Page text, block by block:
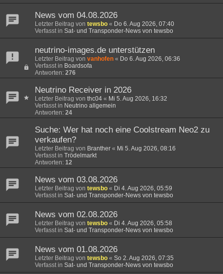
News vom 04.08.2026
Letzter Beitrag von tewsbo « Do 6. Aug 2026, 07:40
Verfasst in Sat- und Transponder-News von tewsbo
neutrino-images.de unterstützen
Letzter Beitrag von vanhofen « Do 6. Aug 2026, 06:36
Verfasst in Boardsofa
Antworten: 276
Neutrino Receiver in 2026
Letzter Beitrag von thc04 « Mi 5. Aug 2026, 16:32
Verfasst in Neutrino allgemein
Antworten: 24
Suche: Wer hat noch eine Coolstream Neo2 zu
verkaufen?
Letzter Beitrag von Branther « Mi 5. Aug 2026, 08:16
Verfasst in Trödelmarkt
Antworten: 12
News vom 03.08.2026
Letzter Beitrag von tewsbo « Di 4. Aug 2026, 05:59
Verfasst in Sat- und Transponder-News von tewsbo
News vom 02.08.2026
Letzter Beitrag von tewsbo « Di 4. Aug 2026, 05:58
Verfasst in Sat- und Transponder-News von tewsbo
News vom 01.08.2026
Letzter Beitrag von tewsbo « So 2. Aug 2026, 07:35
Verfasst in Sat- und Transponder-News von tewsbo